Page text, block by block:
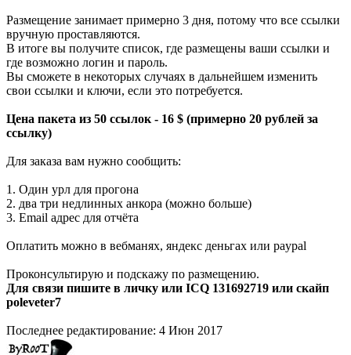
Размещение занимает примерно 3 дня, потому что все ссылки
вручную проставляются.
В итоге вы получите список, где размещены ваши ссылки и
где возможно логин и пароль.
Вы сможете в некоторых случаях в дальнейшем изменить
свои ссылки и ключи, если это потребуется.
Цена пакета из 50 ссылок - 16 $ (примерно 20 рублей за
ссылку)
Для заказа вам нужно сообщить:
1. Один урл для прогона
2. два три недлинных анкора (можно больше)
3. Email адрес для отчёта
Оплатить можно в вебманях, яндекс деньгах или paypal
Проконсультирую и подскажу по размещению.
Для связи пишите в личку или ICQ 131692719 или скайп
poleveter7
Последнее редактирование: 4 Июн 2017